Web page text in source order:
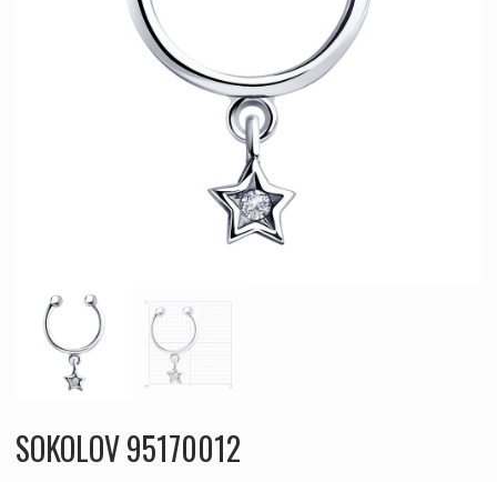
SOKOLOV 95170012